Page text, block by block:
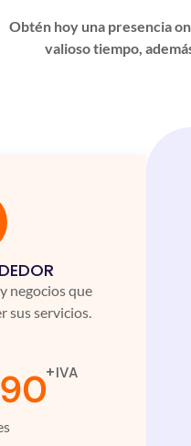
Obtén hoy una presencia
valioso tiempo,
negocios que
sus servicios.
+IVA